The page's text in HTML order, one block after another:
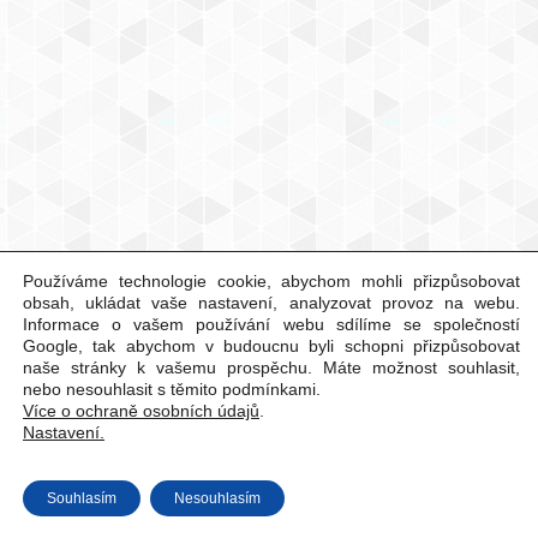
Používáme technologie cookie, abychom mohli přizpůsobovat
obsah, ukládat vaše nastavení, analyzovat provoz na webu.
Informace o vašem používání webu sdílíme se společností
Google, tak abychom v budoucnu byli schopni přizpůsobovat
naše stránky k vašemu prospěchu. Máte možnost souhlasit,
nebo nesouhlasit s těmito podmínkami.
Více o ochraně osobních údajů
Nastavení.
Souhlasím Nesouhlasím